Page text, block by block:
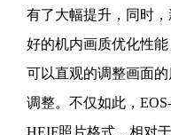
有了大幅提升，同时
好的机内画质优化性
可以直观的调整画面
调整。不仅如此，